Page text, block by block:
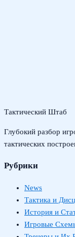
Тактический Штаб
Глубокий разбор
тактических
Рубрики
News
Тактика и
История и
Игровые